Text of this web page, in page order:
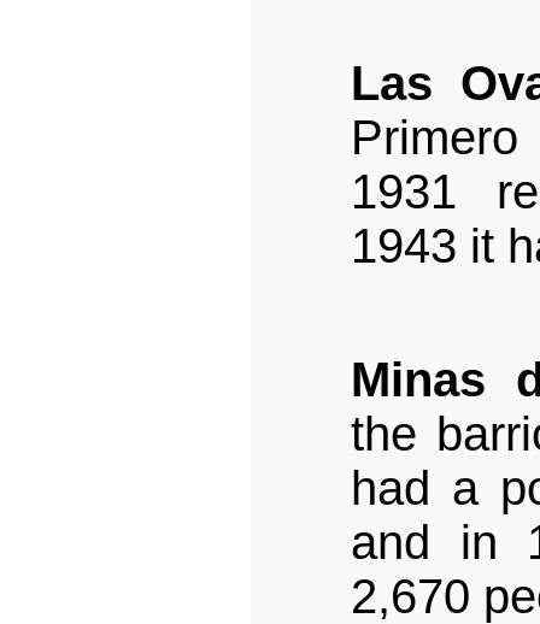
Las
1931
1943 it
Minas
the
had a
and in
2,670